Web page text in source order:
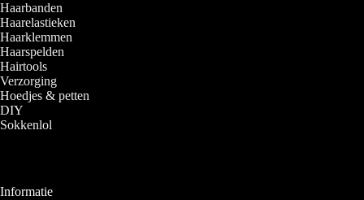
Haarbanden
Haarelastieken
Haarklemmen
Haarspelden
Hairtools
Verzorging
Hoedjes & petten
DIY
Sokkenlol
Informatie